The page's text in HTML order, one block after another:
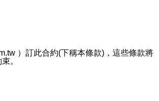
息。
）訂此合約(下稱本條款)，這些條款將
。